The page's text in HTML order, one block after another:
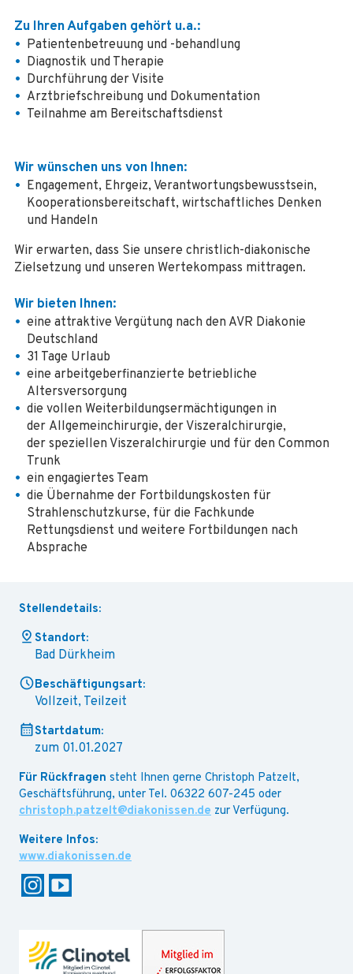
Zu Ihren Aufgaben gehört u.a.:
Patientenbetreuung und -behandlung
Diagnostik und Therapie
Durchführung der Visite
Arztbriefschreibung und Dokumentation
Teilnahme am Bereitschaftsdienst
Wir wünschen uns von Ihnen:
Engagement, Ehrgeiz, Verantwortungsbewusstsein,
Kooperationsbereitschaft, wirtschaftliches Denken
und Handeln
Wir erwarten, dass Sie unsere christlich-diakonische
Zielsetzung und unseren Wertekompass mittragen.
Wir bieten Ihnen:
eine attraktive Vergütung nach den AVR Diakonie
Deutschland
31 Tage Urlaub
eine arbeitgeberfinanzierte betriebliche
Altersversorgung
die vollen Weiterbildungsermächtigungen in
der Allgemeinchirurgie, der Viszeralchirurgie,
der speziellen Viszeralchirurgie und für den Common
Trunk
ein engagiertes Team
die Übernahme der Fortbildungskosten für
Strahlenschutzkurse, für die Fachkunde
Rettungsdienst und weitere Fortbildungen nach
Absprache
Stellendetails:
Standort:
Bad Dürkheim
Beschäftigungsart:
Vollzeit, Teilzeit
Startdatum:
zum 01.01.2027
Für Rückfragen steht Ihnen gerne Christoph Patzelt,
Geschäftsführung, unter Tel. 06322 607-245 oder
christoph.patzelt@diakonissen.de zur Verfügung.
www.diakonissen.de